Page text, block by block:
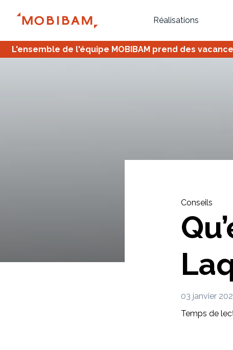
Réalisations
L'ensemble de l'équipe MOBIBAM prend des
Conseils
03 janvier
Temps de